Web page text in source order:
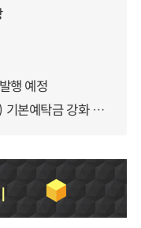
행 예정
단일종목 레버리지 상품(ETF·ETN) 기본예탁금 강화 조기시행 방안 안내